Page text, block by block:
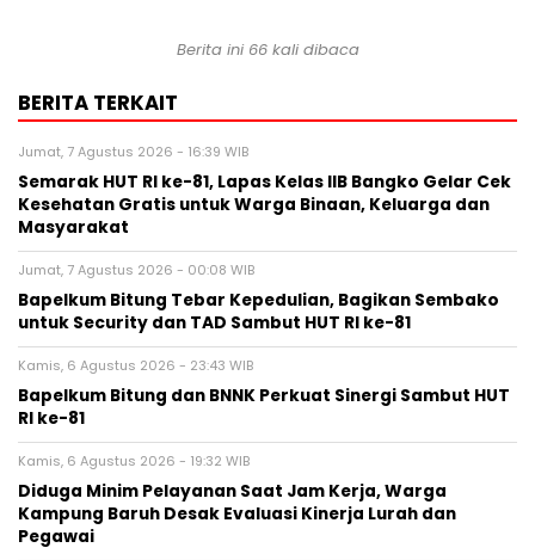
Berita ini 66kali dibaca
BERITA TERKAIT
Jumat, 7 Agustus 2026 - 16:39 WIB
Semarak HUT RI ke-81, Lapas Kelas IIB Bangko Gelar Cek
Kesehatan Gratis untuk Warga Binaan, Keluarga dan
Masyarakat
Jumat, 7 Agustus 2026 - 00:08 WIB
Bapelkum Bitung Tebar Kepedulian, Bagikan Sembako
untuk Security dan TAD Sambut HUT RI ke-81
Kamis, 6 Agustus 2026 - 23:43 WIB
Bapelkum Bitung dan BNNK Perkuat Sinergi Sambut HUT
RI ke-81
Kamis, 6 Agustus 2026 - 19:32 WIB
Diduga Minim Pelayanan Saat Jam Kerja, Warga
Kampung Baruh Desak Evaluasi Kinerja Lurah dan
Pegawai